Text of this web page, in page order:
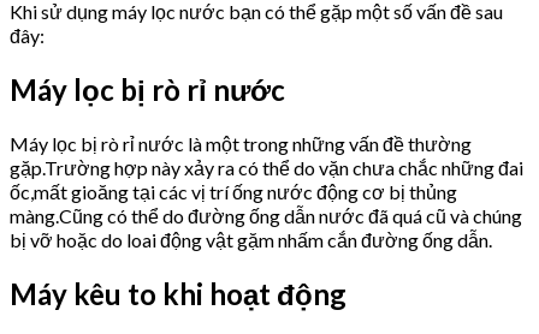
Khi sử dụng máy lọc nước bạn có thể gặp một số vấn đề sau
đây:
Máy lọc bị rò rỉ nước
Máy lọc bị rò rỉ nước là một trong những vấn đề thường
gặp.Trường hợp này xảy ra có thể do vặn chưa chắc những đai
ốc,mất gioăng tại các vị trí ống nước động cơ bị thủng
màng.Cũng có thể do đường ống dẫn nước đã quá cũ và chúng
bị vỡ hoặc do loai động vật gặm nhấm cắn đường ống dẫn.
Máy kêu to khi hoạt động